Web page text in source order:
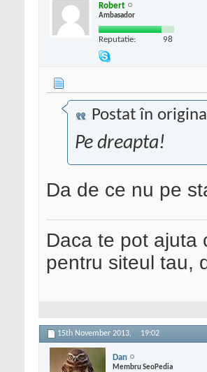
Robert
Ambasador
Reputatie: 98
Postat în
Pe dreapta!
Da de ce nu pe
Daca te pot ajuta
pentru siteul tau,
15th November 2013, 19:02
Dan
Membru SeoPedia